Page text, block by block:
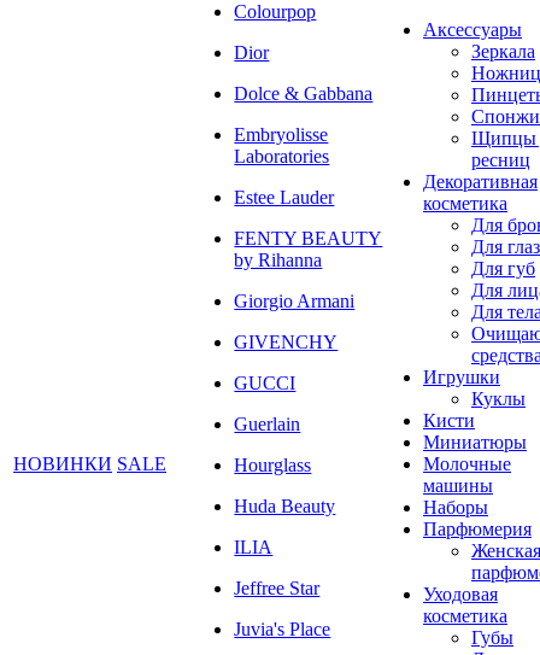
НОВИНКИ SALE
Colourpop
Dior
Dolce & Gabbana
Embryolisse
Laboratories
Estee Lauder
FENTY BEAUTY
by Rihanna
Giorgio Armani
GIVENCHY
GUCCI
Guerlain
Hourglass
Huda Beauty
ILIA
Jeffree Star
Juvia's Place
Аксессуары
Зеркала
Спонжи
Щипцы
ресниц
Декоративная
косметика
Для
Для глаз
Для губ
Для
Для
Игрушки
Куклы
Кисти
Миниатюры
Молочные
машины
Наборы
Парфюмерия
Женская
Уходовая
косметика
Губы